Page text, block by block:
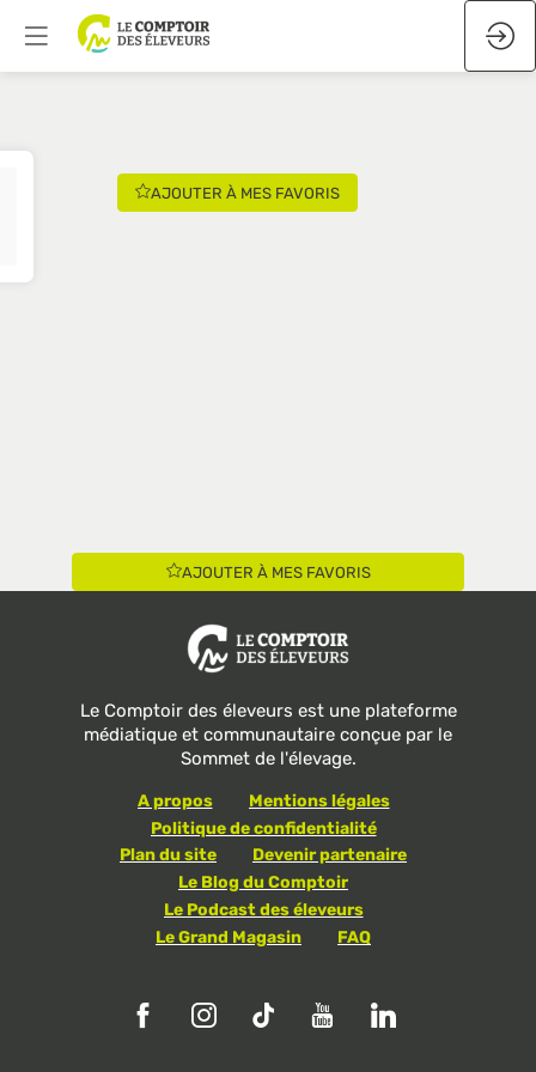
AJOUTER À MES FAVORIS
AJOUTER À MES FAVORIS
Le Comptoir des éleveurs est une plateforme
médiatique et communautaire conçue par le
Sommet de l'élevage.
A propos
Mentions légales
Politique de confidentialité
Plan du site
Devenir partenaire
Le Blog du Comptoir
Le Podcast des éleveurs
Le Grand Magasin
FAQ